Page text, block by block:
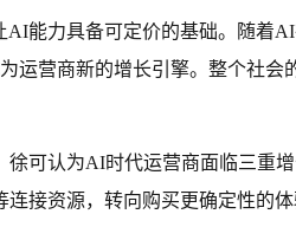
AI能力具备可定价的基础。随着
运营商新的增长引擎。整个社会
徐可认为AI时代运营商面临三重
接资源，转向购买更确定性的体